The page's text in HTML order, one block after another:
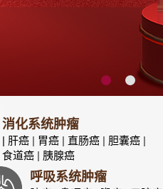
消化系统肿瘤
| 肝癌 | 胃癌 | 直肠癌 | 胆囊癌 |
食道癌 | 胰腺癌
呼吸系统肿瘤